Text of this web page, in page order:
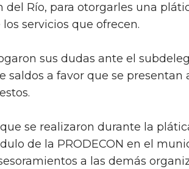
del Río, para otorgarles una
servicios que ofrecen.
sus dudas ante el
saldos a favor que se presentan
se realizaron durante la
de la PRODECON en el
a las demás